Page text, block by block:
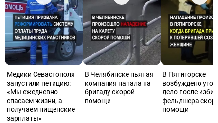
Медики Севастополя
запустили петицию:
«Мы ежедневно
спасаем жизни, а
получаем нищенские
зарплаты»
В Челябинске пьяная
компания напала на
бригаду скорой
помощи
В Пятигорске
возбуждено
дело после
фельдшера
помощи